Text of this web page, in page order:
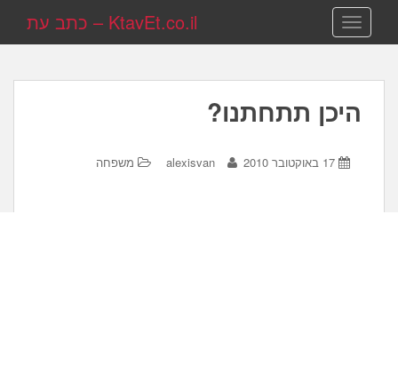
TOGGLE NAVIGATION KtavEt.co.il – כתב עת
היכן תתחתנו?
17 באוקטובר 2010 alexisvan משפחה